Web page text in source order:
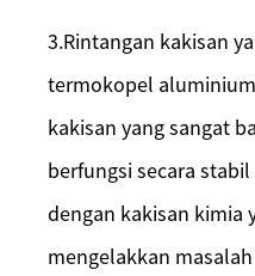
3.Rintangan kakisan
termokopel
kakisan yang sangat
berfungsi secara
dengan kakisan kimia
mengelakkan